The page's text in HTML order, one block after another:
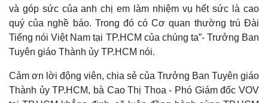
và góp sức của anh chị em làm nhiệm vụ hết sức là cao
quý của nghề báo. Trong đó có Cơ quan thường trú Đài
Tiếng nói Việt Nam tại TP.HCM của chúng ta”- Trưởng Ban
Tuyên giáo Thành ủy TP.HCM nói.
Cảm ơn lời động viên, chia sẻ của Trưởng Ban Tuyên giáo
Thành ủy TP.HCM, bà Cao Thị Thoa - Phó Giám đốc VOV